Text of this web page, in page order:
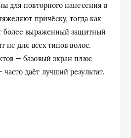
для повторного нанесения в
причёску, тогда как
более выраженный защитный
не для всех типов волос.
— базовый экран плюс
даёт лучший результат.